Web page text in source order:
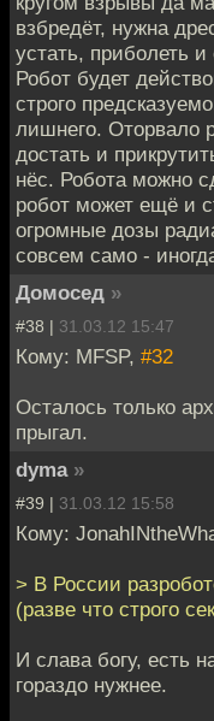
взбредёт, нужна
устать, приболеть и
Робот будет
строго
лишнего. Оторвало
достать и
нёс. Робота можно
робот может ещё и
огромные дозы
совсем само -
Домосед »
#38 | 31.03.12 15:47
Кому: MFSP, #32
Осталось только
прыгал.
dyma »
#39 | 31.03.12 15:58
Кому:
> В России
(разве что строго
И слава богу, есть
гораздо нужнее.